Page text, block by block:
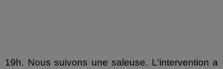
19h. Nous suivons une saleuse. L'intervention a